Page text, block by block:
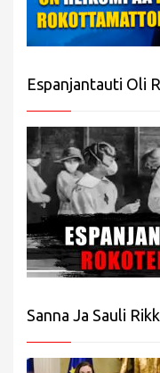
Espanjantauti Oli
Sanna Ja Sauli